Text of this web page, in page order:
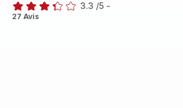
ratings.3.3
3.3 /5 -
27 Avis